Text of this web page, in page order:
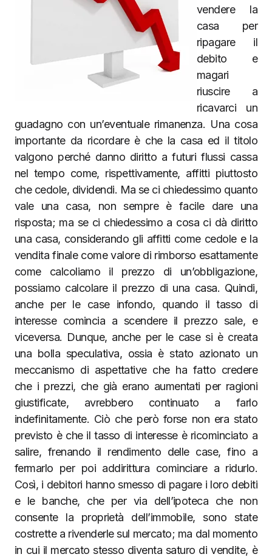
vendere la
casa per
ripagare il
debito e
magari
riuscire a
ricavarci un
guadagno con un’eventuale rimanenza. Una cosa
importante da ricordare è che la casa ed il titolo
valgono perché danno diritto a futuri flussi cassa
nel tempo come, rispettivamente, affitti piuttosto
che cedole, dividendi. Ma se ci chiedessimo quanto
vale una casa, non sempre è facile dare una
risposta; ma se ci chiedessimo a cosa ci dà diritto
una casa, considerando gli affitti come cedole e la
vendita finale come valore di rimborso esattamente
come calcoliamo il prezzo di un’obbligazione,
possiamo calcolare il prezzo di una casa. Quindi,
anche per le case infondo, quando il tasso di
interesse comincia a scendere il prezzo sale, e
viceversa. Dunque, anche per le case si è creata
una bolla speculativa, ossia è stato azionato un
meccanismo di aspettative che ha fatto credere
che i prezzi, che già erano aumentati per ragioni
giustificate, avrebbero continuato a farlo
indefinitamente. Ciò che però forse non era stato
previsto è che il tasso di interesse è ricominciato a
salire, frenando il rendimento delle case, fino a
fermarlo per poi addirittura cominciare a ridurlo.
Così, i debitori hanno smesso di pagare i loro debiti
e le banche, che per via dell’ipoteca che non
consente la proprietà dell’immobile, sono state
costrette a rivenderle sul mercato; ma dal momento
in cui il mercato stesso diventa saturo di vendite, è